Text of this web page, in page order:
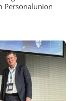
Personalunion